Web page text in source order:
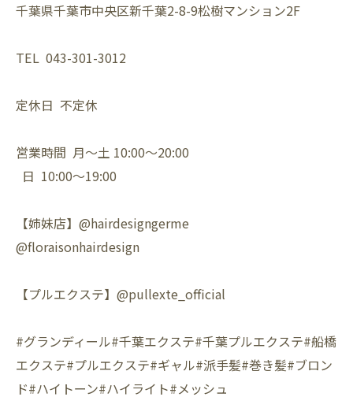
千葉県千葉市中央区新千葉2-8-9松樹マンション2F
TEL 043-301-3012
定休日 不定休
営業時間 月〜土 10:00〜20:00
日 10:00〜19:00
【姉妹店】@hairdesigngerme
@floraisonhairdesign
【プルエクステ】@pullexte_official
#グランディール#千葉エクステ#千葉プルエクステ#船橋
エクステ#プルエクステ#ギャル#派手髪#巻き髪#ブロン
ド#ハイトーン#ハイライト#メッシュ